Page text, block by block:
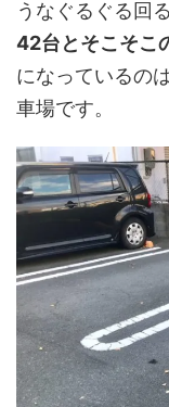
うなぐるぐる回
42台とそこそこ
になっているの
車場です。